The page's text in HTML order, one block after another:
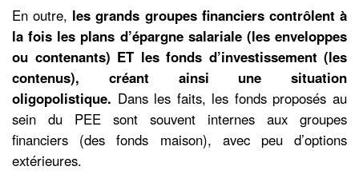
En outre, les grands groupes financiers contrôlent à
la fois les plans d’épargne salariale (les enveloppes
ou contenants) ET les fonds d’investissement (les
contenus), créant ainsi une situation
oligopolistique. Dans les faits, les fonds proposés au
sein du PEE sont souvent internes aux groupes
financiers (des fonds maison), avec peu d’options
extérieures.